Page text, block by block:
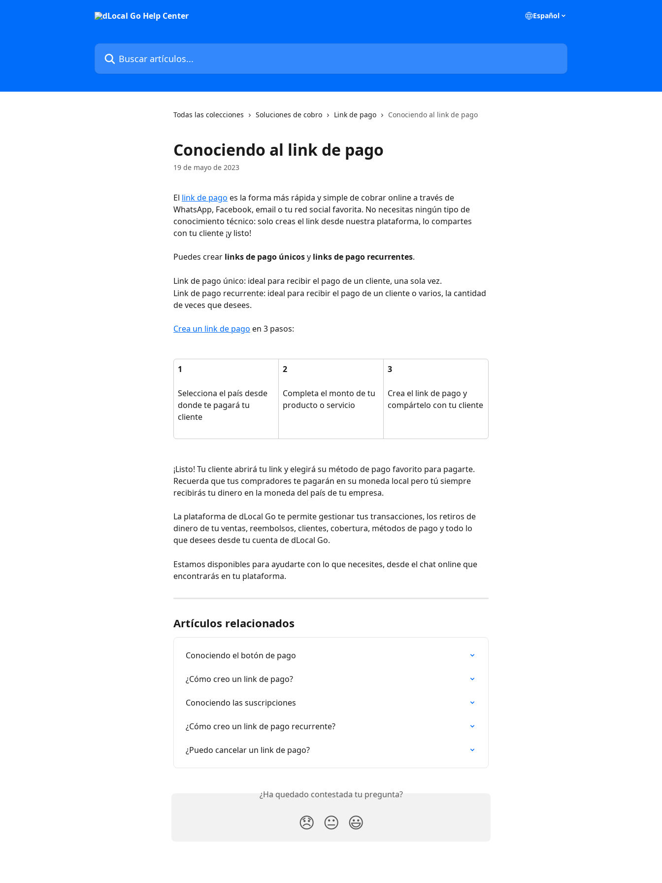
Español
Buscar artículos...
Todas las colecciones Soluciones de cobro Link de pago Conociendo al link de pago
Conociendo al link de pago
19 de mayo de 2023
El link de pago es la forma más rápida y simple de cobrar online a través de
WhatsApp, Facebook, email o tu red social favorita. No necesitas ningún tipo de
conocimiento técnico: solo creas el link desde nuestra plataforma, lo compartes
con tu cliente ¡y listo!
Puedes crear links de pago únicos y links de pago recurrentes.
Link de pago único: ideal para recibir el pago de un cliente, una sola vez.
Link de pago recurrente: ideal para recibir el pago de un cliente o varios, la cantidad
de veces que desees.
Crea un link de pago en 3 pasos:
1
Selecciona el país desde
donde te pagará tu
cliente
2
Completa el monto de tu
producto o servicio
3
Crea el link de pago y
compártelo con tu cliente
¡Listo! Tu cliente abrirá tu link y elegirá su método de pago favorito para pagarte.
Recuerda que tus compradores te pagarán en su moneda local pero tú siempre
recibirás tu dinero en la moneda del país de tu empresa.
La plataforma de dLocal Go te permite gestionar tus transacciones, los retiros de
dinero de tu ventas, reembolsos, clientes, cobertura, métodos de pago y todo lo
que desees desde tu cuenta de dLocal Go.
Estamos disponibles para ayudarte con lo que necesites, desde el chat online que
encontrarás en tu plataforma.
Artículos relacionados
Conociendo el botón de pago
¿Cómo creo un link de pago?
Conociendo las suscripciones
¿Cómo creo un link de pago recurrente?
¿Puedo cancelar un link de pago?
¿Ha quedado contestada tu pregunta?
😞 😐 😃